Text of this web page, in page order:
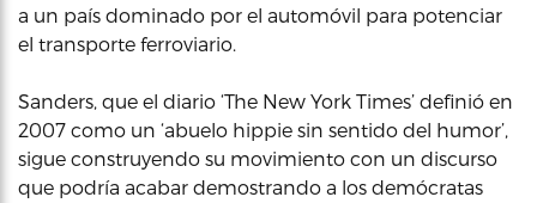
a un país dominado por el automóvil para potenciar
el transporte ferroviario.
Sanders, que el diario ‘The New York Times’ definió en
2007 como un ‘abuelo hippie sin sentido del humor’,
sigue construyendo su movimiento con un discurso
que podría acabar demostrando a los demócratas